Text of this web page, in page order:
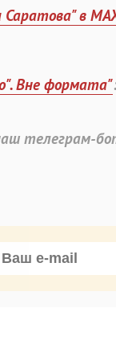
в
Вне формата"
телеграм-